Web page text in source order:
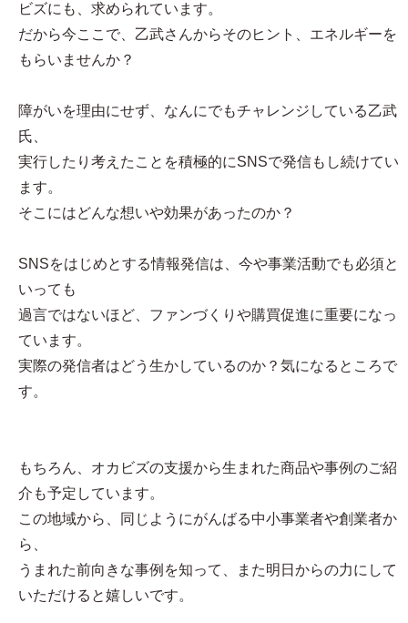
ビズにも、求められています。
だから今ここで、乙武さんからそのヒント、エネルギーを
もらいませんか？
障がいを理由にせず、なんにでもチャレンジしている乙武
氏、
実行したり考えたことを積極的にSNSで発信もし続けてい
ます。
そこにはどんな想いや効果があったのか？
SNSをはじめとする情報発信は、今や事業活動でも必須と
いっても
過言ではないほど、ファンづくりや購買促進に重要になっ
ています。
実際の発信者はどう生かしているのか？気になるところで
す。
もちろん、オカビズの支援から生まれた商品や事例のご紹
介も予定しています。
この地域から、同じようにがんばる中小事業者や創業者か
ら、
うまれた前向きな事例を知って、また明日からの力にして
いただけると嬉しいです。